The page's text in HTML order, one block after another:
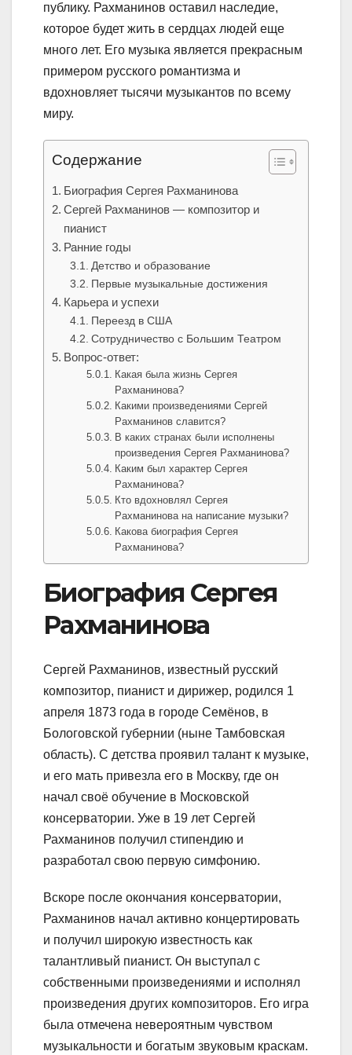
публику. Рахманинов оставил наследие,
которое будет жить в сердцах людей еще
много лет. Его музыка является прекрасным
примером русского романтизма и
вдохновляет тысячи музыкантов по всему
миру.
Содержание
Биография Сергея Рахманинова
Сергей Рахманинов — композитор и
пианист
Ранние годы
Детство и образование
Первые музыкальные достижения
Карьера и успехи
Переезд в США
Сотрудничество с Большим Театром
Вопрос-ответ:
Какая была жизнь Сергея
Рахманинова?
Какими произведениями Сергей
Рахманинов славится?
В каких странах были исполнены
произведения Сергея Рахманинова?
Каким был характер Сергея
Рахманинова?
Кто вдохновлял Сергея
Рахманинова на написание музыки?
Какова биография Сергея
Рахманинова?
Биография Сергея
Рахманинова
Сергей Рахманинов, известный русский
композитор, пианист и дирижер, родился 1
апреля 1873 года в городе Семёнов, в
Бологовской губернии (ныне Тамбовская
область). С детства проявил талант к музыке,
и его мать привезла его в Москву, где он
начал своё обучение в Московской
консерватории. Уже в 19 лет Сергей
Рахманинов получил стипендию и
разработал свою первую симфонию.
Вскоре после окончания консерватории,
Рахманинов начал активно концертировать
и получил широкую известность как
талантливый пианист. Он выступал с
собственными произведениями и исполнял
произведения других композиторов. Его игра
была отмечена невероятным чувством
музыкальности и богатым звуковым краскам.